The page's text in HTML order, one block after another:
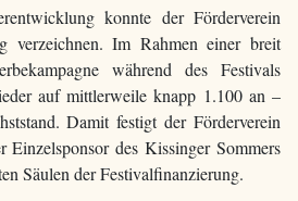
konnte der Förderverein
verzeichnen. Im Rahmen einer breit
während des Festivals
auf mittlerweile knapp 1.100 an –
Damit festigt der Förderverein
Einzelsponsor des Kissinger Sommers
Säulen der Festivalfinanzierung.